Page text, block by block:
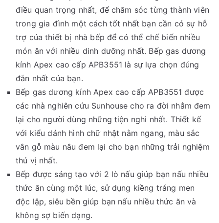
điều quan trọng nhất, để chăm sóc từng thành viên
trong gia đình một cách tốt nhất bạn cần có sự hỗ
trợ của thiết bị nhà bếp để có thể chế biến nhiều
món ăn với nhiều dinh dưỡng nhất. Bếp gas dương
kính Apex cao cấp APB3551 là sự lựa chọn đúng
đắn nhất của bạn.
Bếp gas dương kính Apex cao cấp APB3551 được
các nhà nghiên cứu Sunhouse cho ra đời nhằm đem
lại cho người dùng những tiện nghi nhất. Thiết kế
với kiểu dánh hình chữ nhật nằm ngang, màu sắc
vân gỗ màu nâu đem lại cho bạn những trải nghiệm
thú vị nhất.
Bếp được sáng tạo với 2 lò nấu giúp bạn nấu nhiều
thức ăn cùng một lúc, sử dụng kiềng tráng men
độc lập, siêu bền giúp bạn nấu nhiều thức ăn và
không sợ biến dạng.